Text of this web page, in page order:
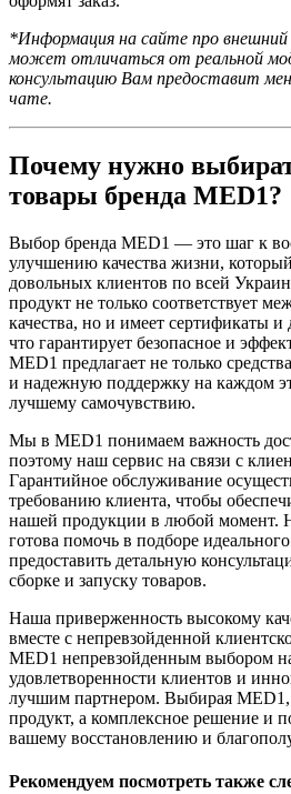
*Информация на сайте про внешний
может отличаться от реальной
консультацию Вам предоставит
чате.
Почему нужно
товары бренда MED1?
Выбор бренда MED1 — это шаг к
улучшению качества жизни,
довольных клиентов по всей
продукт не только соответствует
качества, но и имеет сертификаты и
что гарантирует безопасное и
MED1 предлагает не только
и надежную поддержку на каждом
лучшему самочувствию.
Мы в MED1 понимаем важность
поэтому наш сервис на связи с
Гарантийное обслуживание
требованию клиента, чтобы
нашей продукции в любой момент.
готова помочь в подборе
предоставить детальную
сборке и запуску товаров.
Наша приверженность высокому
вместе с непревзойденной
MED1 непревзойденным выбором
удовлетворенности клиентов и
лучшим партнером. Выбирая MED1,
продукт, а комплексное решение и
вашему восстановлению и
Рекомендуем посмотреть также